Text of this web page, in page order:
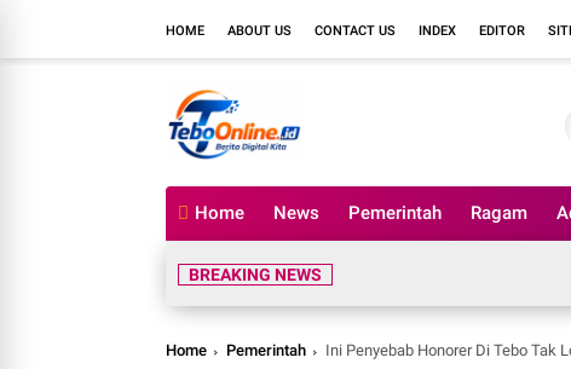
HOME ABOUT US CONTACT US INDEX EDITOR
Home News Pemerintah Ragam
BREAKING NEWS
Home Pemerintah Ini Penyebab Honorer Di Tebo Tak